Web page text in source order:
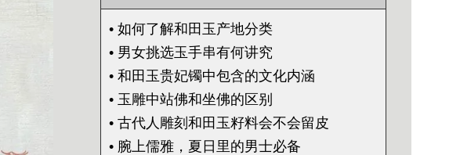
• 如何了解和田玉产地分类
• 男女挑选玉手串有何讲究
• 和田玉贵妃镯中包含的文化内涵
• 玉雕中站佛和坐佛的区别
• 古代人雕刻和田玉籽料会不会留皮
• 腕上儒雅，夏日里的男士必备